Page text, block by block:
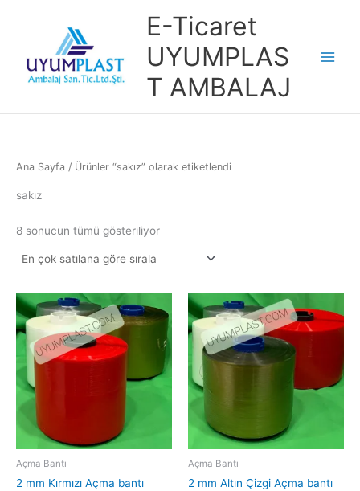
E-Ticaret
UYUMPLAS
T AMBALAJ
Ana Sayfa / Ürünler “sakız” olarak etiketlendi
sakız
8 sonucun tümü gösteriliyorPopülerliğe
Açma Bantı
2 mm Kırmızı Açma bantı
Açma Bantı
2 mm Altın Çizgi Açma bantı